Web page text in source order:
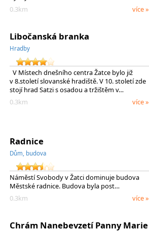
0.3km
více »
Libočanská branka
Hradby
V Místech dnešního centra Žatce bylo již
v 8.století slovanské hradiště. V 10. století zde
stojí hrad Satzi s osadou a tržištěm v…
0.3km
více »
Radnice
Dům, budova
Náměstí Svobody v Žatci dominuje budova
Městské radnice. Budova byla post…
0.3km
více »
Chrám Nanebevzetí Panny Marie